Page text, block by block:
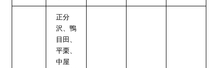
正分
沢、鴨
目田、
平栗、
中屋